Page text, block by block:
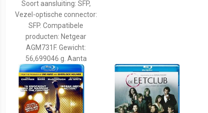
Soort aansluiting: SFP,
Vezel-optische connector:
SFP. Compatibele
producten: Netgear
AGM731F. Gewicht:
56,699046 g. Aanta